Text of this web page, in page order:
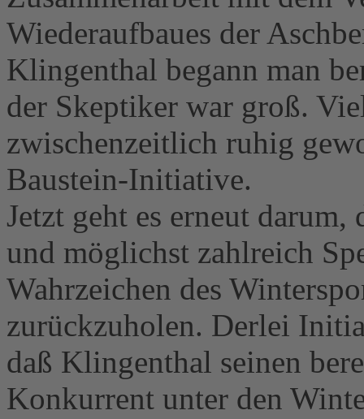
Wiederaufbaues der
Klingenthal begann man
der Skeptiker war groß.
zwischenzeitlich ruhig
Baustein-Initiative.
Jetzt geht es erneut
und möglichst zahlreich
Wahrzeichen des
zurückzuholen. Derlei
daß Klingenthal seinen
Konkurrent unter den